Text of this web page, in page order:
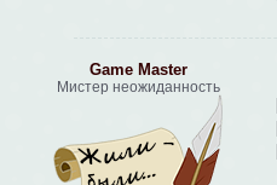
Game Master
Мистер неожиданность